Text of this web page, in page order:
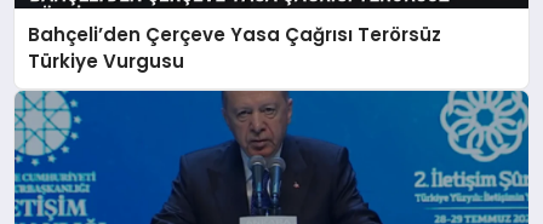
Bahçeli’den Çerçeve Yasa Çağrısı Terörsüz
Türkiye Vurgusu